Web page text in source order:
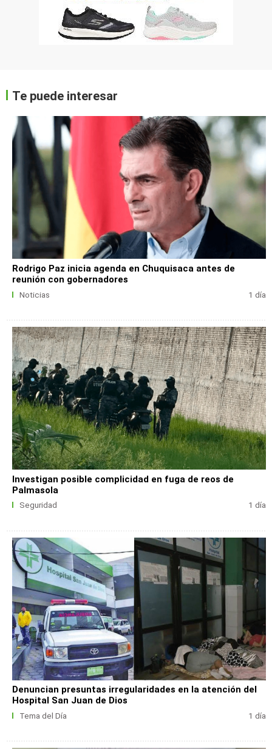
Te puede interesar
Rodrigo Paz inicia agenda en Chuquisaca antes de
reunión con gobernadores
Noticias 1 día
Investigan posible complicidad en fuga de reos de
Palmasola
Seguridad 1 día
Denuncian presuntas irregularidades en la atención del
Hospital San Juan de Dios
Tema del Día 1 día